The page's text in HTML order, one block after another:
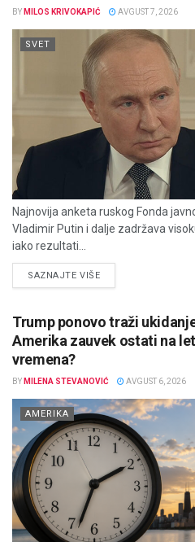
BY MILOS KRIVOKAPIĆ AVGUST 7, 2026
SVET
Najnovija anketa ruskog Fonda
Vladimir Putin i dalje zadržava
iako rezultati...
SAZNAJTE VIŠEDETAILS
Trump ponovo traži
Amerika zauvek ostati na
vremena?
BY MILENA STEVANOVIĆ AVGUST 6, 2026
AMERIKA